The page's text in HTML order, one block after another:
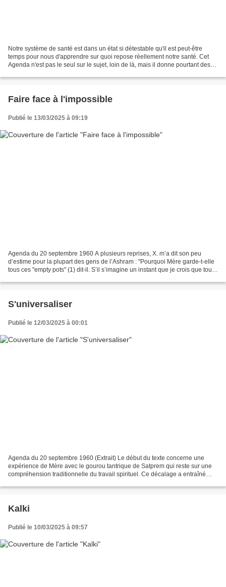
Notre système de santé est dans un état si détestable qu'il est peut-être
temps pour nous d'apprendre sur quoi repose réellement notre santé. Cet
Agenda n'est pas le seul sur le sujet, loin de là, mais il donne pourtant des
Faire face à l'impossible
Publié le 13/03/2025 à 09:19
Agenda du 20 septembre 1960 A plusieurs reprises, X. m’a dit son peu
d’estime pour la plupart des gens de l’Ashram : "Pourquoi Mère garde-t-elle
tous ces "empty pots" (1) dit-il. S’il s’imagine un instant que je crois que tous
S'universaliser
Publié le 12/03/2025 à 00:01
Agenda du 20 septembre 1960 (Extrait) Le début du texte concerne une
expérience de Mère avec le gourou tantrique de Satprem qui reste sur une
compréhension traditionnelle du travail spirituel. Ce décalage a entraîné
Kalki
Publié le 10/03/2025 à 09:57